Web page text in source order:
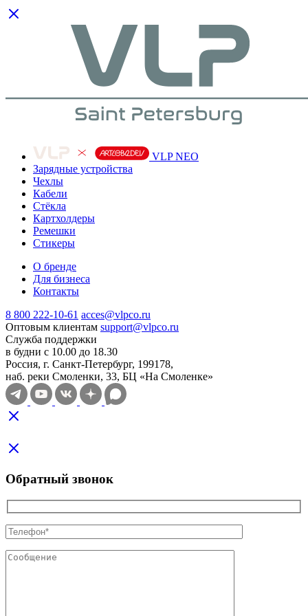
VLP NEO
Зарядные устройства
Чехлы
Кабели
Cтёкла
Картхолдеры
Ремешки
Стикеры
О бренде
Для бизнеса
Контакты
8 800 222-10-61 acces@vlpco.ru
Оптовым клиентам support@vlpco.ru
Служба поддержки
в будни с 10.00 до 18.30
Россия, г. Санкт-Петербург, 199178,
наб. реки Смоленки, 33, БЦ «На Смоленке»
Обратный звонок